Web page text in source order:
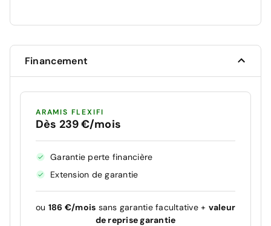
Financement
ARAMIS FLEXIFI
Dès 239 €/mois
Garantie perte financière
Extension de garantie
ou 186 €/mois sans garantie facultative + valeur
de reprise garantie